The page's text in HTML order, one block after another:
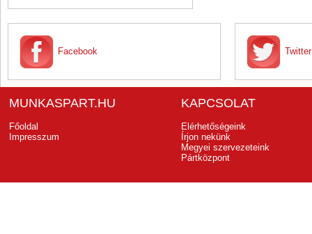
Facebook Twitter
MUNKASPART.HU
Főoldal
Impresszum
KAPCSOLAT
Elérhetőségeink
Írjon nekünk
Megyei szervezeteink
Pártközpont